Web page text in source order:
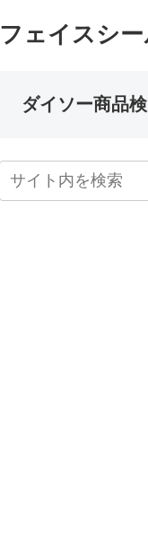
フェイスシ
ダイソー商品